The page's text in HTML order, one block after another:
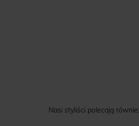
Nasi styliści polecają